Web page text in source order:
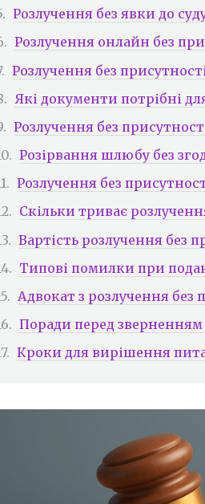
Розлучення без явки до
Розлучення онлайн без
Розлучення без
Які документи потрібні
Розлучення без
Розірвання шлюбу без
Розлучення без
Скільки триває
Вартість розлучення без
Типові помилки при
Адвокат з розлучення без
Поради перед зверненням
Кроки для вирішення